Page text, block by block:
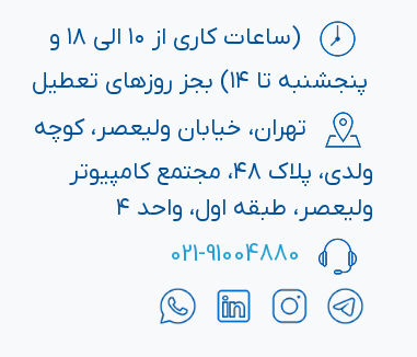
(ساعات کاری از ۱۰ الی ۱۸ و
پنجشنبه تا ۱۴) بجز روزهای تعطیل
تهران، خیابان ولیعصر، کوچه
ولدی، پلاک ۴۸، مجتمع کامپیوتر
ولیعصر، طبقه اول، واحد ۴
021-91004880